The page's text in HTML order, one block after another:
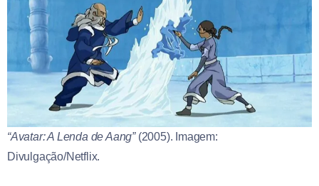
“Avatar: A Lenda de Aang”(2005). Imagem:
Divulgação/Netflix.